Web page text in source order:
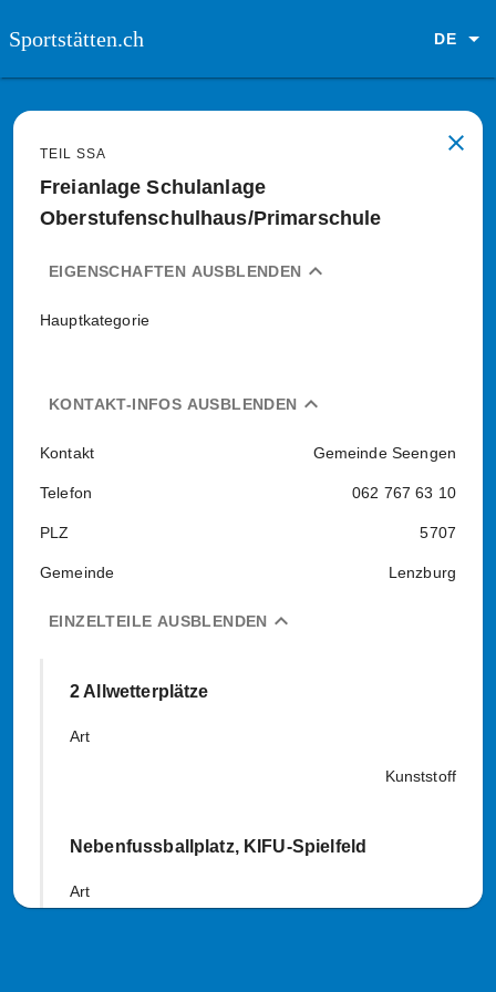
Sportstätten.ch DE
close
TEIL SSA
Freianlage Schulanlage
Oberstufenschulhaus/Primarschule
expand_less
EIGENSCHAFTEN AUSBLENDEN
Hauptkategorie
expand_less
KONTAKT-INFOS AUSBLENDEN
Kontakt Gemeinde Seengen
Telefon 062 767 63 10
PLZ 5707
Gemeinde Lenzburg
expand_less
EINZELTEILE AUSBLENDEN
2 Allwetterplätze
Art
Kunststoff
Nebenfussballplatz, KIFU-Spielfeld
Art